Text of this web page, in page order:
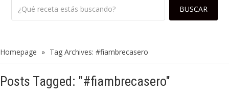
Homepage » Tag Archives: #fiambrecasero
Posts Tagged: "#fiambrecasero"